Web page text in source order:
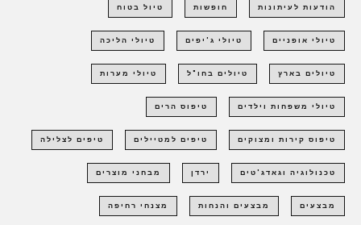
הודעות לעיתונות חופשות טיול בטוח
טיולי אופניים טיולי ג'יפים טיולי הליכה
טיולים בארץ טיולים בחו"ל טיולי מערות
טיולי משפחות וילדים טיפוס הרים
טיפוס קירות ומצוקים טיפים למטיילים טיפים לצלילה
טכנולוגיה וגאדג'טים ירדן מבחני מוצרים
מבצעים מבצעים והנחות מצנחי רחיפה